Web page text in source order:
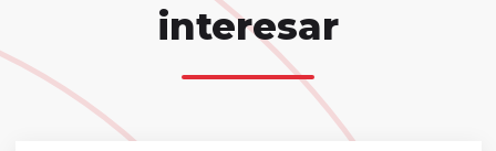
interesar